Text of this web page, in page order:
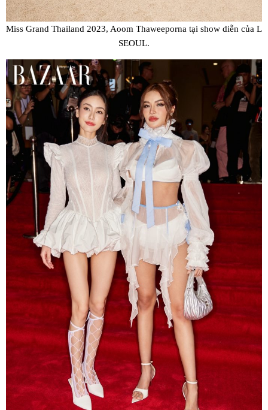
Miss Grand Thailand 2023, Aoom Thaweeporna tại show diễn của L
SEOUL.